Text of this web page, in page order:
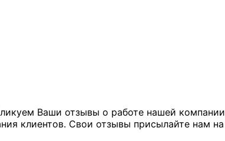
Ваши отзывы о работе нашей
клиентов. Свои отзывы присылайте нам на